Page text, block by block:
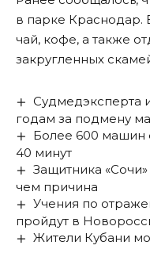
в парке
чай, кофе, а также
закругленных
Судмедэксперта
годам за подмену
Более 600 машин
40 минут
Защитника
чем причина
Учения по
пройдут в
Жители Кубани